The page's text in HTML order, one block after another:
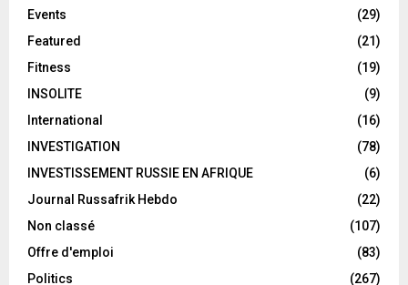
Events
(29)
Featured
(21)
Fitness
(19)
INSOLITE
(9)
International
(16)
INVESTIGATION
(78)
INVESTISSEMENT RUSSIE EN AFRIQUE
(6)
Journal Russafrik Hebdo
(22)
Non classé
(107)
Offre d'emploi
(83)
Politics
(267)